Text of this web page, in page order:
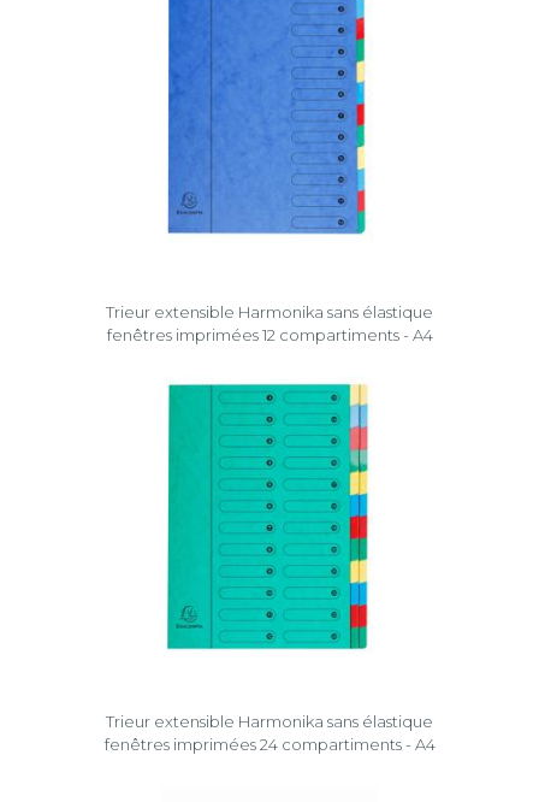
Trieur extensible Harmonika sans élastique
fenêtres imprimées 12 compartiments - A4
Trieur extensible Harmonika sans élastique
fenêtres imprimées 24 compartiments - A4